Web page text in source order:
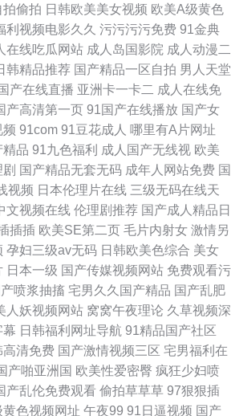
偷拍 日韩欧美美女视频 欧美A级黄色
利视频电影久久 污污污污免费 91金典
在线吃瓜网站 成人岛国影院 成人动漫二
韩精品推荐 国产精品一区自拍 男人天堂
产在线直播 亚洲卡一卡二 成人在线免
产高清第一页 91国产在线播放 国产女
频 91com 91豆花成人 哪里有A片网址
精品 91九色福利 成人国产无线视 欧美
国产精品无套无码 成年人网站免费 国
视频 日本伦理片在线 三级无码在线天
文视频在线 伦理剧推荐 国产成人精品日
插插 欧美SE第二页 毛片内射女 激情另
孕妇三级av无码 日韩欧美色综合 美女
日本一级 国产传媒视频网站 免费观看污
喷浆抽搐 宅男久久国产精品 国产乱肥
人妖视频网站 窝窝午夜理论 久草视频深
幕 日韩福利网址导航 91精品国产社区
高清免费 国产激情视频三区 宅男福利在
产啪亚洲国 欧美性爱密臀 疯狂少妇喷
产乱伦免费观看 偷拍草草草 97狠狠插
黄色视频网址 午夜99 91日逼视频 国产